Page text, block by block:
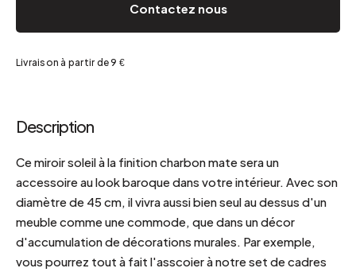
Contactez nous
Livraison à partir de 9 €
Description
Ce miroir soleil à la finition charbon mate sera un
accessoire au look baroque dans votre intérieur. Avec son
diamètre de 45 cm, il vivra aussi bien seul au dessus d'un
meuble comme une commode, que dans un décor
d'accumulation de décorations murales. Par exemple,
vous pourrez tout à fait l'asscoier à notre set de cadres